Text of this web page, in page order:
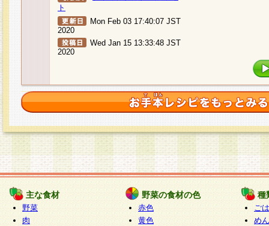
ト
Mon Feb 03 17:40:07 JST
2020
Wed Jan 15 13:33:48 JST
2020
主な食材
野菜
肉
野菜の食材の色
赤色
黄色
種
ご
めん